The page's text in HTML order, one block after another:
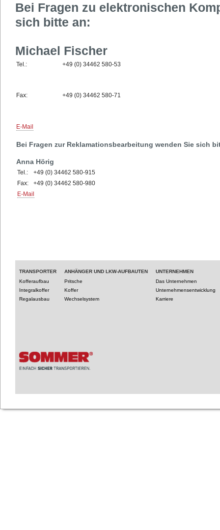
Bei Fragen zu elektronischen
sich bitte an:
Michael Fischer
Tel.: +49 (0) 34462 580-53
Fax: +49 (0) 34462 580-71
E-Mail
Bei Fragen zur Reklamationsbearbeitung wenden Sie sich
Anna Hörig
Tel.:
+49 (0) 34462 580-915
Fax:
+49 (0) 34462 580-980
E-Mail
TRANSPORTER
Kofferaufbau
Integralkoffer
Regalausbau
ANHÄNGER UND LKW-AUFBAUTEN
Pritsche
Koffer
Wechselsystem
UNTERNEHMEN
Das Unternehmen
Unternehmensentwicklung
Karriere